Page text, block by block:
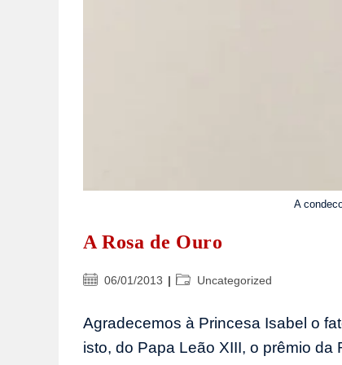
A
A Rosa de Ouro
Post06/01/2013
Categoria
Uncategorized
Agradecemos à Princesa Isabel o
isto, do Papa Leão XIII, o prêmio